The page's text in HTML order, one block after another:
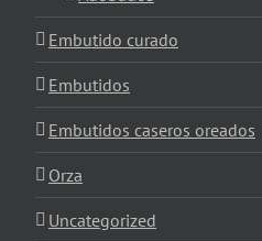
Embutido curado
Embutidos
Embutidos caseros oreados
Orza
Uncategorized